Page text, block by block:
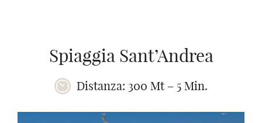
Spiaggia Sant’Andrea
Distanza: 300 Mt – 5 Min.